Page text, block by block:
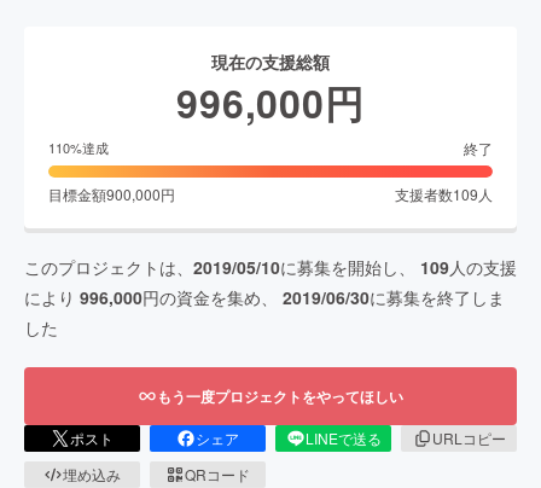
現在の支援総額
996,000円
110%達成 終了
目標金額900,000円 支援者数109 人
このプロジェクトは、 2019/05/10に募集を開始し、 109人の支援
により 996,000円の資金を集め、 2019/06/30に募集を終了しま
した
もう一度プロジェクトをやってほしい
ポスト シェア LINEで送る
URLコピー
埋め込み
QRコード